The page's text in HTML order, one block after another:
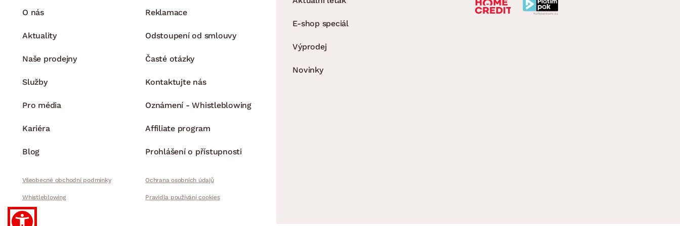
O nás
Aktuality
Naše prodejny
Služby
Pro média
Kariéra
Blog
Reklamace
Odstoupení od smlouvy
Časté otázky
Kontaktujte nás
Oznámení - Whistleblowing
Affiliate program
Prohlášení o přístupnosti
Všeobecné obchodní podmínky Ochrana osobních údajů
Whistleblowing Pravidla používání cookies
E-shop speciál
Výprodej
Novinky